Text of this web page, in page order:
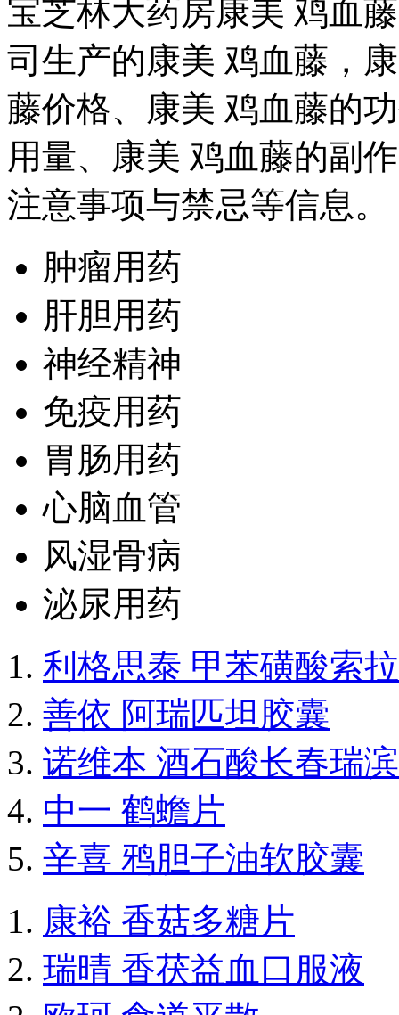
宝芝林大药房康美 鸡血
司生产的康美 鸡血藤，
藤价格、康美 鸡血藤的
用量、康美 鸡血藤的副
注意事项与禁忌等信息。
肿瘤用药
肝胆用药
神经精神
免疫用药
胃肠用药
心脑血管
风湿骨病
泌尿用药
利格思泰 甲苯磺酸索
善依 阿瑞匹坦胶囊
诺维本 酒石酸长春瑞
中一 鹤蟾片
辛喜 鸦胆子油软胶囊
康裕 香菇多糖片
瑞晴 香茯益血口服液